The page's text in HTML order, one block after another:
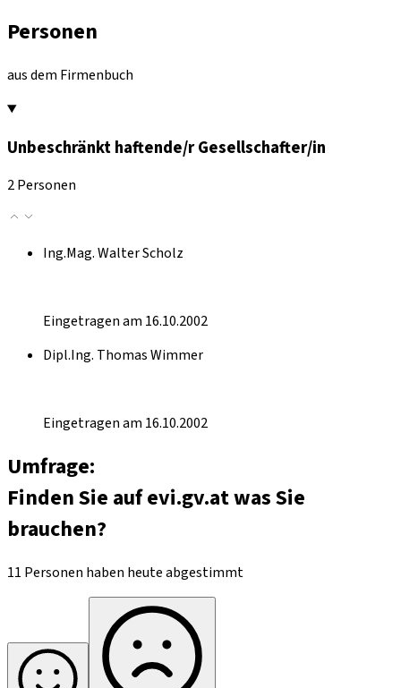
Personen
aus dem Firmenbuch
Unbeschränkt haftende/r Gesellschafter/in
2 Personen
Ing.Mag. Walter Scholz
Eingetragen am 16.10.2002
Dipl.Ing. Thomas Wimmer
Eingetragen am 16.10.2002
Umfrage:
Finden Sie auf evi.gv.at was Sie
brauchen?
11 Personen haben heute abgestimmt